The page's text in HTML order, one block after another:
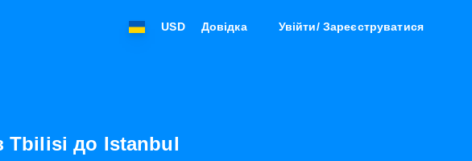
USD Довідка Увійти/ Зареєструватися
Tbilisi до Istanbul